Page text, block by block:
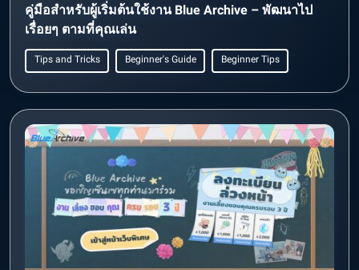
คู่มือสำหรับผู้เริ่มต้นใช้งาน Blue Archive – พัฒนาไป
เรื่อยๆ ตามที่คุณเล่น
Tips and Tricks Beginner's Guide Beginner Tips